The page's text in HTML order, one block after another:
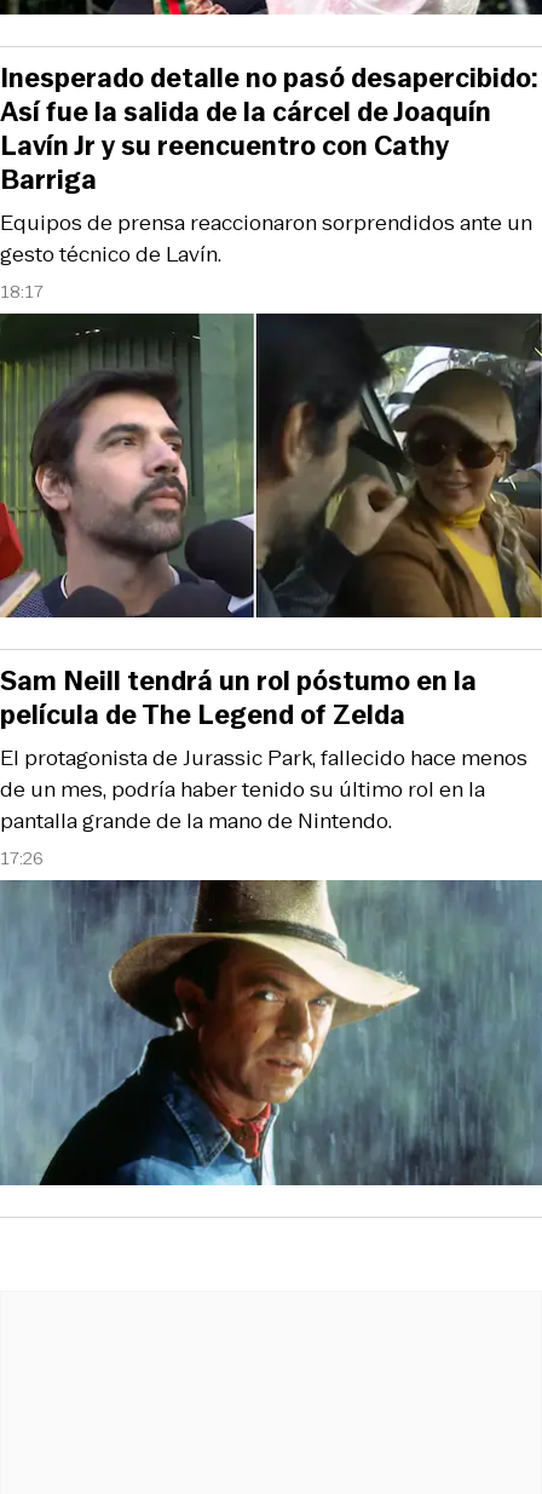
18:17
Equipos de prensa reaccionaron sorprendidos ante un
gesto técnico de Lavín.
Inesperado detalle no pasó desapercibido:
Así fue la salida de la cárcel de Joaquín
Lavín Jr y su reencuentro con Cathy
Barriga
17:26
El protagonista de Jurassic Park, fallecido hace menos
de un mes, podría haber tenido su último rol en la
pantalla grande de la mano de Nintendo.
Sam Neill tendrá un rol póstumo en la
película de The Legend of Zelda